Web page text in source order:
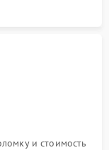
и стоимость